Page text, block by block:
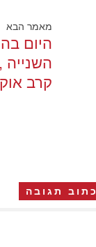
מאמר הבא
היום
קרב
כתוב תגובה